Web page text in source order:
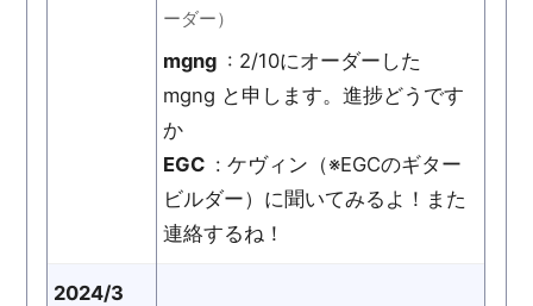
ーダー）
mgng : 2/10にオーダーした
mgng と申します。進捗どうです
か
EGC : ケヴィン（※EGCのギター
ビルダー）に聞いてみるよ！また
連絡するね！
2024/3